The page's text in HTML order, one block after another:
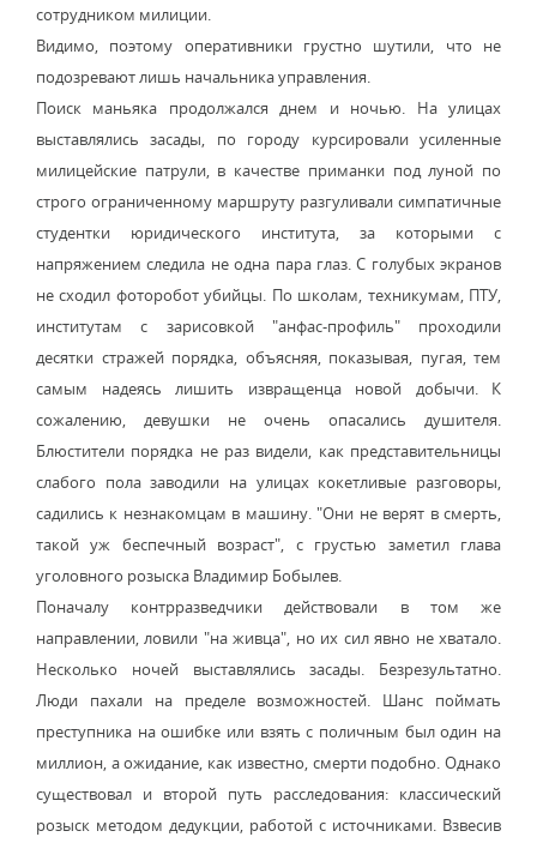
сотрудником милиции.
Видимо, поэтому оперативники грустно шутили, что не
подозревают лишь начальника управления.
Поиск маньяка продолжался днем и ночью. На улицах
выставлялись засады, по городу курсировали усиленные
милицейские патрули, в качестве приманки под луной по
строго ограниченному маршруту разгуливали симпатичные
студентки юридического института, за которыми с
напряжением следила не одна пара глаз. С голубых экранов
не сходил фоторобот убийцы. По школам, техникумам, ПТУ,
институтам с зарисовкой "анфас-профиль" проходили
десятки стражей порядка, объясняя, показывая, пугая, тем
самым надеясь лишить извращенца новой добычи. К
сожалению, девушки не очень опасались душителя.
Блюстители порядка не раз видели, как представительницы
слабого пола заводили на улицах кокетливые разговоры,
садились к незнакомцам в машину. "Они не верят в смерть,
такой уж беспечный возраст", с грустью заметил глава
уголовного розыска Владимир Бобылев.
Поначалу контрразведчики действовали в том же
направлении, ловили "на живца", но их сил явно не хватало.
Несколько ночей выставлялись засады. Безрезультатно.
Люди пахали на пределе возможностей. Шанс поймать
преступника на ошибке или взять с поличным был один на
миллион, а ожидание, как известно, смерти подобно. Однако
существовал и второй путь расследования: классический
розыск методом дедукции, работой с источниками. Взвесив